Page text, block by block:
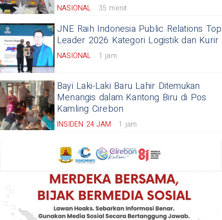
NASIONAL 35 menit
JNE Raih Indonesia Public Relations Top
Leader 2026 Kategori Logistik dan Kurir
NASIONAL 1 jam
Bayi Laki-Laki Baru Lahir Ditemukan
Menangis dalam Kantong Biru di Pos
Kamling Cirebon
INSIDEN 24 JAM 1 jam